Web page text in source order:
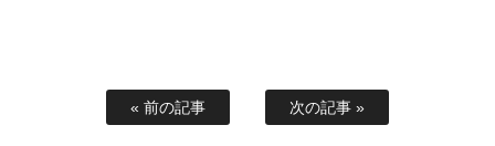
« 前の記事 次の記事 »